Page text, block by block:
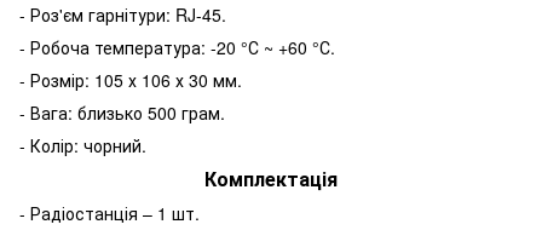
- Роз'єм гарнітури: RJ-45.
- Робоча температура: -20 °С ~ +60 °С.
- Розмір: 105 х 106 х 30 мм.
- Вага: близько 500 грам.
- Колір: чорний.
Комплектація
- Радіостанція – 1 шт.